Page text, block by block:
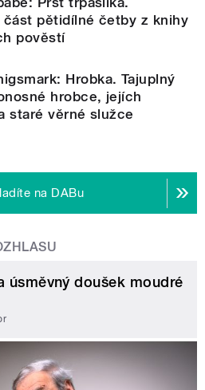
část pětidílné četby z knihy
pověstí
Hrobka. Tajuplný
hrobce, jejích
staré věrné služce
na DABu
úsměvný doušek moudré